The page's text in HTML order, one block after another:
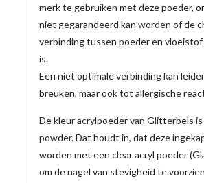
merk te gebruiken met deze poeder,
niet gegarandeerd kan worden of de
verbinding tussen poeder en vloeistof
is.
Een niet optimale verbinding kan
breuken, maar ook tot allergische
De kleur acrylpoeder van Glitterbels
powder. Dat houdt in, dat deze
worden met een clear acryl poeder
om de nagel van stevigheid te